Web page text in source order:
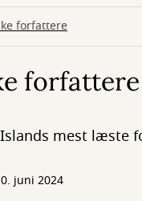
forfattere
forfattere
mest læste
juni 2024